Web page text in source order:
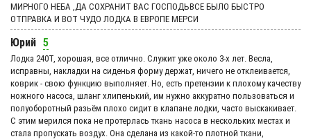
МИРНОГО НЕБА ,ДА СОХРАНИТ ВАС ГОСПОДЬВСЕ БЫЛО БЫСТРО
ОТПРАВКА И ВОТ ЧУДО ЛОДКА В ЕВРОПЕ МЕРСИ
Юрий 5
Лодка 240Т, хорошая, все отлично. Служит уже около 3-х лет. Весла,
исправны, накладки на сиденья форму держат, ничего не отклеивается,
коврик - свою функцию выполняет. Но, есть претензии к плохому качеству
ножного насоса, шланг хлипенький, им нужно аккуратно пользоваться и
полуоборотный разьём плохо сидит в клапане лодки, часто выскакивает.
С этим мерился пока не протерлась ткань насоса в нескольких местах и
стала пропускать воздух. Она сделана из какой-то плотной ткани,